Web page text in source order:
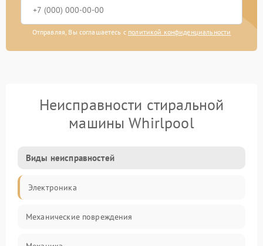
Отправляя, Вы соглашаетесь с политикой конфиденциальности
Неисправности стиральной
машины Whirlpool
Виды неисправностей
Электроника
Механические повреждения